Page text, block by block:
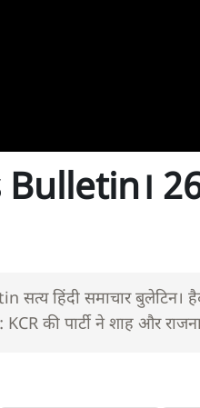
हिंदी समाचार बुलेटिन।
KCR की पार्टी ने शाह और